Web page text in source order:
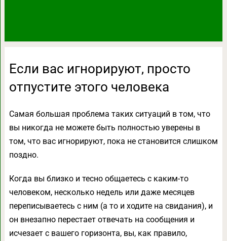
Если вас игнорируют, просто
отпустите этого человека
Самая большая проблема таких ситуаций в том, что
вы никогда не можете быть полностью уверены в
том, что вас игнорируют, пока не становится слишком
поздно.
Когда вы близко и тесно общаетесь с каким-то
человеком, несколько недель или даже месяцев
переписываетесь с ним (а то и ходите на свидания), и
он внезапно перестает отвечать на сообщения и
исчезает с вашего горизонта, вы, как правило,